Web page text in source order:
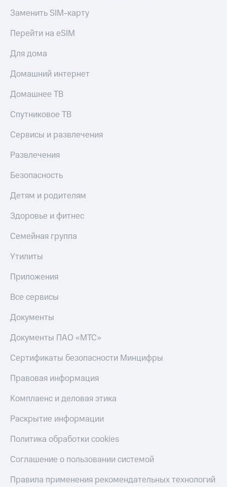
Заменить SIM-карту
Перейти на eSIM
Для дома
Домашний интернет
Домашнее ТВ
Спутниковое ТВ
Сервисы и развлечения
Развлечения
Безопасность
Детям и родителям
Здоровье и фитнес
Семейная группа
Утилиты
Приложения
Все сервисы
Документы
Документы ПАО «МТС»
Сертификаты безопасности Минцифры
Правовая информация
Комплаенс и деловая этика
Раскрытие информации
Политика обработки cookies
Соглашение о пользовании системой
Правила применения рекомендательных технологий